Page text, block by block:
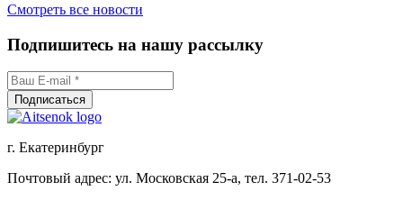
Смотреть все новости
Подпишитесь на нашу рассылку
г. Екатеринбург
Почтовый адрес: ул. Московская 25-а, тел. 371-02-53